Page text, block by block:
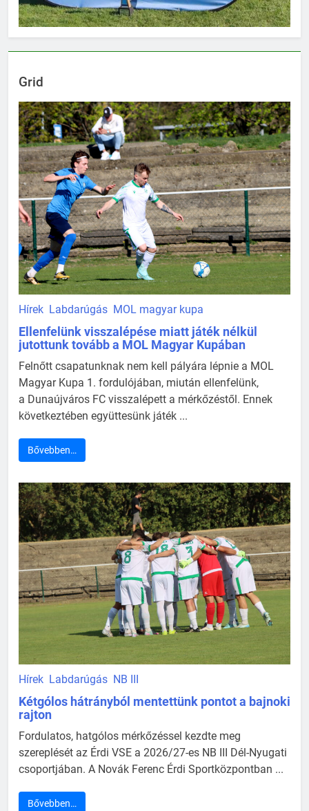
Grid
Hírek Labdarúgás MOL magyar kupa
Ellenfelünk visszalépése miatt játék nélkül
jutottunk tovább a MOL Magyar Kupában
Felnőtt csapatunknak nem kell pályára lépnie a MOL
Magyar Kupa 1. fordulójában, miután ellenfelünk,
a Dunaújváros FC visszalépett a mérkőzéstől. Ennek
következtében együttesünk játék ...
Bővebben…
Hírek Labdarúgás NB III
Kétgólos hátrányból mentettünk pontot a bajnoki
rajton
Fordulatos, hatgólos mérkőzéssel kezdte meg
szereplését az Érdi VSE a 2026/27-es NB III Dél-Nyugati
csoportjában. A Novák Ferenc Érdi Sportközpontban ...
Bővebben…